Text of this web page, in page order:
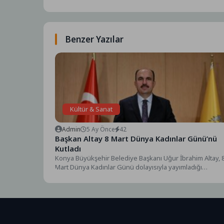
Benzer Yazılar
Kültür & Sanat
Admin 5 Ay Önce 42
Başkan Altay 8 Mart Dünya Kadınlar Günü’nü
Kutladı
Konya Büyükşehir Belediye Başkanı Uğur İbrahim Altay,
Mart Dünya Kadınlar Günü dolayısıyla yayımladığı